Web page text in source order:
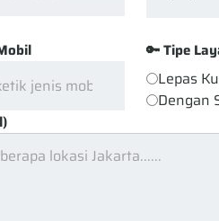
🔑 Tipe
Lepas
Dengan